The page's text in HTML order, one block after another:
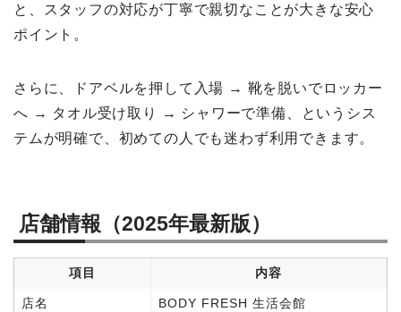
と、スタッフの対応が丁寧で親切なことが大きな安心
ポイント。
さらに、ドアベルを押して入場 → 靴を脱いでロッカー
へ → タオル受け取り → シャワーで準備、というシス
テムが明確で、初めての人でも迷わず利用できます。
店舗情報（2025年最新版）
項目 内容
店名 BODY FRESH 生活会館